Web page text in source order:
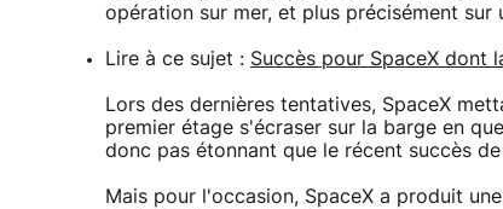
opération sur mer, et plus précisément sur
Lire à ce sujet : Succès pour SpaceX dont
Lors des dernières tentatives, SpaceX
premier étage s'écraser sur la barge en
donc pas étonnant que le récent succès
Mais pour l'occasion, SpaceX a produit